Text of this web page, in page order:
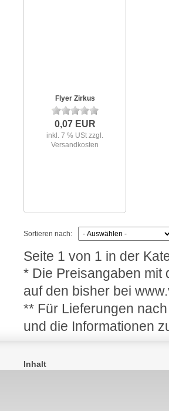
Flyer Zirkus
0,07 EUR
inkl. 7 % USt zzgl.
Versandkosten
Sortieren nach:
Seite 1 von 1 in der
* Die Preisangaben
auf den bisher bei
** Für Lieferungen
und die Informationen
Inhalt